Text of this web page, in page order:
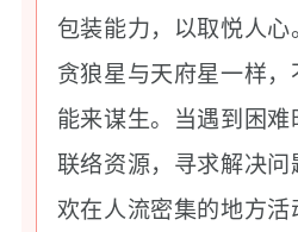
包装能力，以取悦人心
贪狼星与天府星一样
能来谋生。当遇到困
联络资源，寻求解决
欢在人流密集的地方